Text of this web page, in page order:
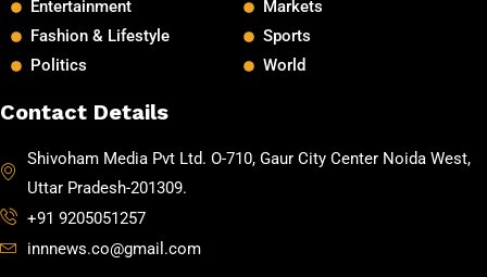
Entertainment
Fashion & Lifestyle
Politics
Markets
Sports
World
Contact Details
Shivoham Media Pvt Ltd. O-710, Gaur City Center Noida West,
Uttar Pradesh-201309.
+91 9205051257
innnews.co@gmail.com